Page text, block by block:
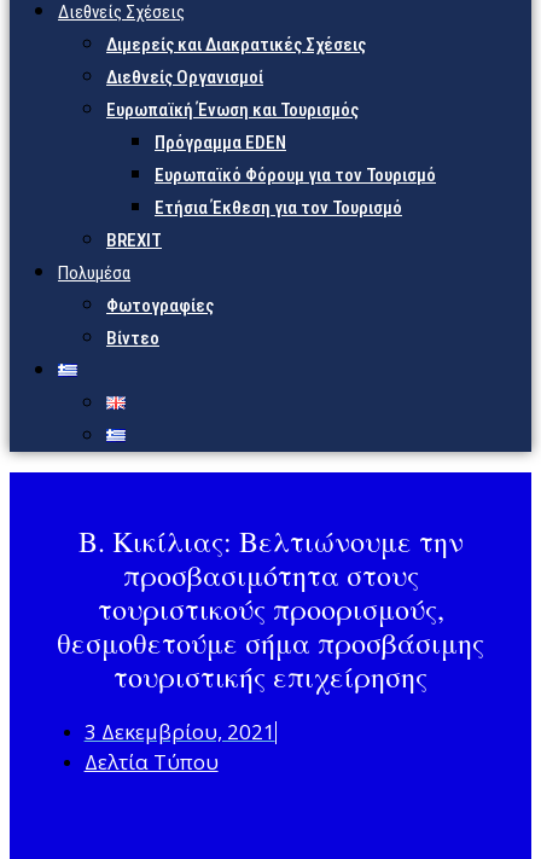
Διεθνείς Σχέσεις
Διμερείς και Διακρατικές Σχέσεις
Διεθνείς Οργανισμοί
Ευρωπαϊκή Ένωση και Τουρισμός
Πρόγραμμα EDEN
Ευρωπαϊκό Φόρουμ για τον Τουρισμό
Ετήσια Έκθεση για τον Τουρισμό
BREXIT
Πολυμέσα
Φωτογραφίες
Βίντεο
Β. Κικίλιας: Βελτιώνουμε την
προσβασιμότητα στους
τουριστικούς προορισμούς,
θεσμοθετούμε σήμα προσβάσιμης
τουριστικής επιχείρησης
3 Δεκεμβρίου, 2021
Δελτία Τύπου